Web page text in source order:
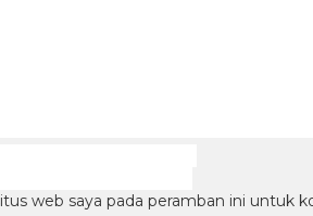
web saya pada peramban ini untuk